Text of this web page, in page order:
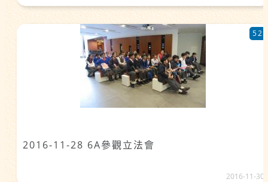
2016-11-28 6A參觀立法會
52
2016-11-30